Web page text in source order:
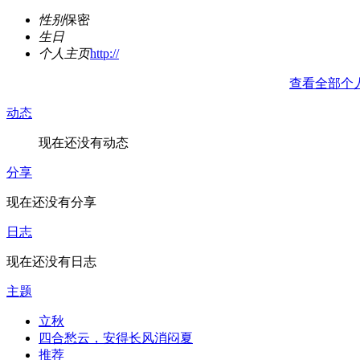
性别保密
生日
个人主页http://
查看全部个
动态
现在还没有动态
分享
现在还没有分享
日志
现在还没有日志
主题
立秋
四合愁云，安得长风消闷夏
推荐